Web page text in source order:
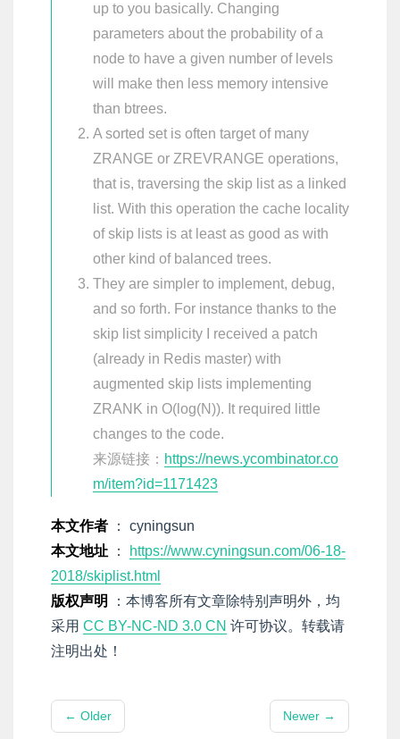
up to you basically. Changing
parameters about the probability of a
node to have a given number of levels
will make then less memory intensive
than btrees.
A sorted set is often target of many
ZRANGE or ZREVRANGE operations,
that is, traversing the skip list as a linked
list. With this operation the cache locality
of skip lists is at least as good as with
other kind of balanced trees.
They are simpler to implement, debug,
and so forth. For instance thanks to the
skip list simplicity I received a patch
(already in Redis master) with
augmented skip lists implementing
ZRANK in O(log(N)). It required little
changes to the code.
来源链接： https://news.ycombinator.co
m/item?id=1171423
本文作者： cyningsun
本文地址：
https://www.cyningsun.com/06-18-
2018/skiplist.html
版权声明
：本博客所有文章除特别声明外，均
采用 CC BY-NC-ND 3.0 CN 许可协议。转载请
注明出处！
Newer →
← Older